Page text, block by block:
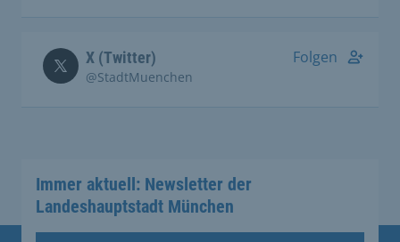
X (Twitter)
@StadtMuenchen
Folgen
Immer aktuell: Newsletter der
Landeshauptstadt München